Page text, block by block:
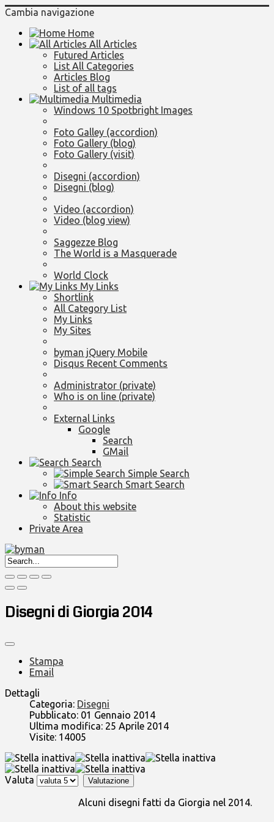
Cambia navigazione
Home
All Articles
Futured Articles
List All Categories
Articles Blog
List of all tags
Multimedia
Windows 10 Spotbright Images
Foto Galley (accordion)
Foto Gallery (blog)
Foto Gallery (visit)
Disegni (accordion)
Disegni (blog)
Video (accordion)
Video (blog view)
Saggezze Blog
The World is a Masquerade
World Clock
My Links
Shortlink
All Category List
My Links
My Sites
byman jQuery Mobile
Disqus Recent Comments
Administrator (private)
Who is on line (private)
External Links
Google
Search
GMail
Search
Simple Search
Smart Search
Info
About this website
Statistic
Private Area
Disegni di Giorgia 2014
Stampa
Email
Dettagli
Categoria: Disegni
Pubblicato: 01 Gennaio 2014
Ultima modifica: 25 Aprile 2014
Visite: 14005
Valuta
Alcuni disegni fatti da Giorgia nel 2014.